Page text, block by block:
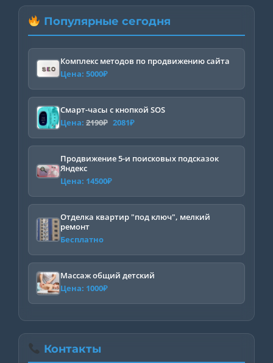
Популярные сегодня
Комплекс методов по продвижению сайта
Цена: 5000₽
Смарт-часы с кнопкой SOS
Цена: 2190₽ Первоначальная
цена
составляла
2081₽Текущая
цена:
Продвижение 5-и поисковых подсказок
Яндекс
Цена: 14500₽
Отделка квартир "под ключ", мелкий
ремонт
Бесплатно
Массаж общий детский
Цена: 1000₽
Контакты